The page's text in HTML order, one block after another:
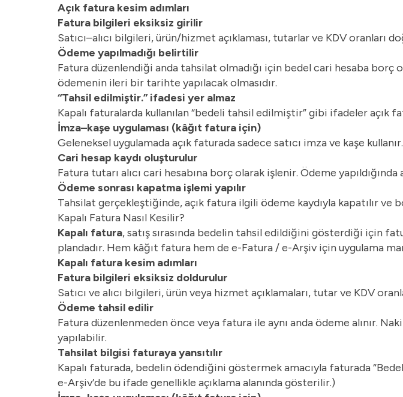
Açık fatura kesim adımları
Fatura bilgileri eksiksiz girilir
Satıcı–alıcı bilgileri, ürün/hizmet açıklaması, tutarlar ve KDV oranları
Ödeme yapılmadığı belirtilir
Fatura düzenlendiği anda tahsilat olmadığı için bedel cari hesaba borç
ödemenin ileri bir tarihte yapılacak olmasıdır.
“Tahsil edilmiştir.” ifadesi yer almaz
Kapalı faturalarda kullanılan “bedeli tahsil edilmiştir” gibi ifadeler açık
İmza–kaşe uygulaması (kâğıt fatura için)
Geleneksel uygulamada açık faturada sadece satıcı imza ve kaşe
Cari hesap kaydı oluşturulur
Fatura tutarı alıcı cari hesabına borç olarak işlenir. Ödeme
Ödeme sonrası kapatma işlemi yapılır
Tahsilat gerçekleştiğinde, açık fatura ilgili ödeme kaydıyla kapatılır ve
Kapalı Fatura Nasıl Kesilir?
Kapalı fatura, satış sırasında bedelin tahsil edildiğini gösterdiği için
plandadır. Hem kâğıt fatura hem de e-Fatura/ e-Arşiv için uygulama
Kapalı fatura kesim adımları
Fatura bilgileri eksiksiz doldurulur
Satıcı ve alıcı bilgileri, ürün veya hizmet açıklamaları, tutar ve KDV
Ödeme tahsil edilir
Fatura düzenlenmeden önce veya fatura ile aynı anda ödeme alınır.
yapılabilir.
Tahsilat bilgisi faturaya yansıtılır
Kapalı faturada, bedelin ödendiğini göstermek amacıyla faturada
e-Arşiv’de bu ifade genellikle açıklama alanında gösterilir.)